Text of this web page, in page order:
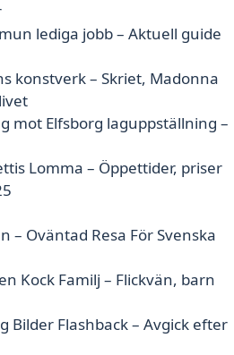
lediga jobb – Aktuell guide
konstverk – Skriet, Madonna
mot Elfsborg laguppställning –
Lomma – Öppettider, priser
– Oväntad Resa För Svenska
Kock Familj – Flickvän, barn
Bilder Flashback – Avgick efter